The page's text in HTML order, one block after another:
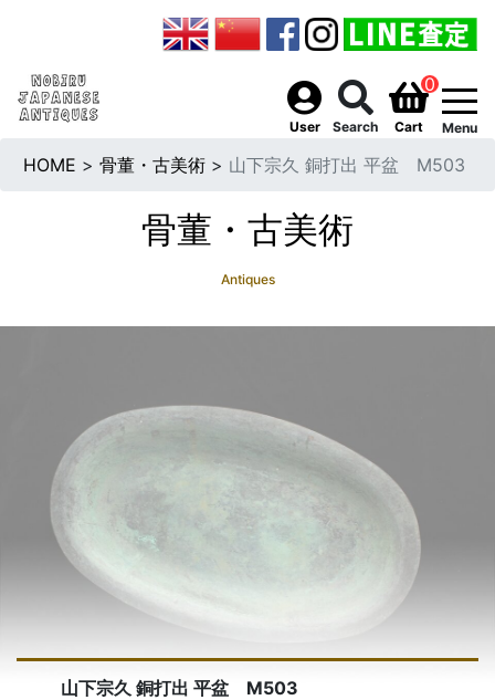
User Search
0
Cart Menu
HOME > 骨董・古美術 > 山下宗久 銅打出 平盆 M503
骨董・古美術
Antiques
山下宗久 銅打出 平盆 M503